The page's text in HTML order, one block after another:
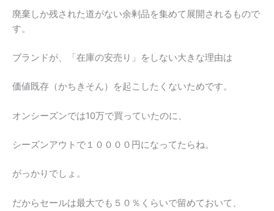
廃棄しか残された道がない余剰品を集めて展開されるもので
す。
ブランドが、「在庫の安売り」をしない大きな理由は
価値既存（かちきそん）を起こしたくないためです。
オンシーズンでは10万で買っていたのに、
シーズンアウトで１００００円になってたらね。
がっかりでしょ。
だからセールは最大でも５０％くらいで留めておいて、